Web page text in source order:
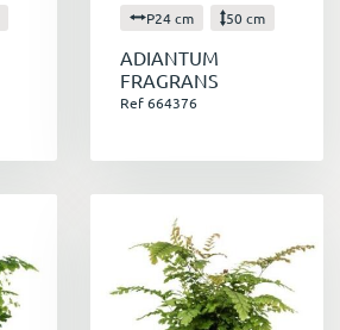
P24 cm 50 cm
ADIANTUM
FRAGRANS
Ref 664376